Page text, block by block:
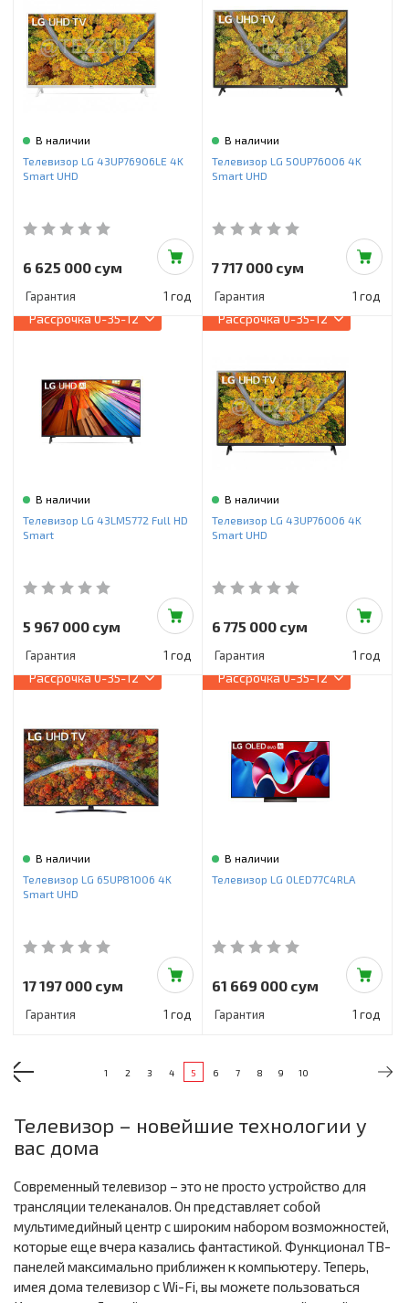
В наличии
Телевизор LG 43UP76906LE 4K
Smart UHD
6 625 000 сум
Гарантия 1 год
В наличии
Телевизор LG 50UP76006 4K
Smart UHD
7 717 000 сум
Гарантия 1 год
Рассрочка0-35-12
В наличии
Телевизор LG 43LM5772 Full HD
Smart
5 967 000 сум
Гарантия 1 год
Рассрочка0-35-12
В наличии
Телевизор LG 43UP76006 4K
Smart UHD
6 775 000 сум
Гарантия 1 год
Рассрочка0-35-12
В наличии
Телевизор LG 65UP81006 4K
Smart UHD
17 197 000 сум
Гарантия 1 год
Рассрочка0-35-12
В наличии
Телевизор LG OLED77C4RLA
61 669 000 сум
Гарантия 1 год
1 2 3 4 5 6 7 8 9 10
Телевизор – новейшие технологии у
вас дома
Современный телевизор – это не просто устройство для
трансляции телеканалов. Он представляет собой
мультимедийный центр с широким набором возможностей,
которые еще вчера казались фантастикой. Функционал ТВ-
панелей максимально приближен к компьютеру. Теперь,
имея дома телевизор с Wi-Fi, вы можете пользоваться